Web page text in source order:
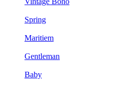
Spring
Maritiem
Gentleman
Baby